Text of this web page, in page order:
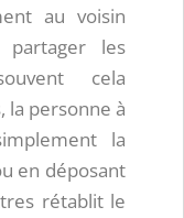
au voisin
partager les
cela
la personne à
la
en déposant
rétablit le